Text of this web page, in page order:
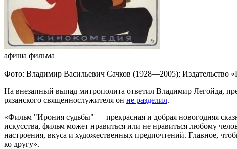
афиша фильма
Фото: Владимир Васильевич Сачков (1928—2005); Издательство
На внезапный выпад митрополита ответил Владимир Легойда,
рязанского священнослужителя он не разделил.
«Фильм "Ирония судьбы" — прекрасная и добрая новогодняя
искусства, фильм может нравиться или не нравиться любому
настроения, вкуса и художественных предпочтений. Главное,
ко другу».